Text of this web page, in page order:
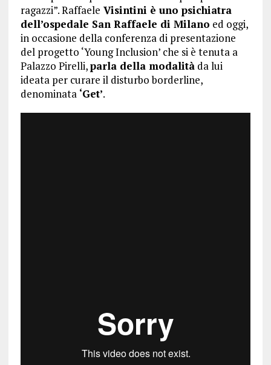
ragazzi”. Raffaele Visintini è uno psichiatra
dell’ospedale San Raffaele di Milano ed oggi,
in occasione della conferenza di presentazione
del progetto ‘Young Inclusion’ che si è tenuta a
Palazzo Pirelli,parla della modalitàda lui
ideata per curare il disturbo borderline,
denominata ‘Get’.